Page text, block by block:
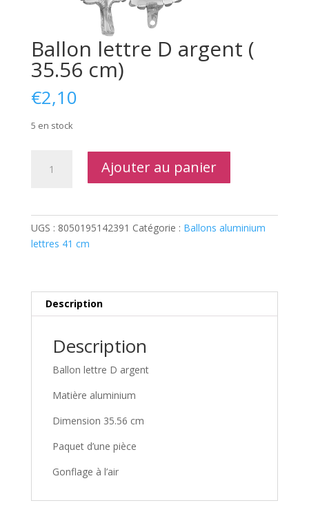
Ballon lettre D argent (
35.56 cm)
€2,10
5 en stock
argent
Ajouter au panier
UGS : 8050195142391 Catégorie : Ballons aluminium
lettres 41 cm
Description
Description
Ballon lettre D argent
Matière aluminium
Dimension 35.56 cm
Paquet d’une pièce
Gonflage à l’air